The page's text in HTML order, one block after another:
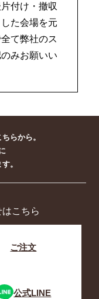
付け・撤収
た会場を元
て弊社のス
みお願いい
らから。
。
こちら
ご注文
公式LINE